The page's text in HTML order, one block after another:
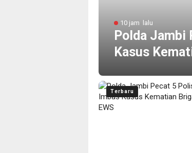
10 jam lalu
Polda Jambi
Kasus
Terbaru